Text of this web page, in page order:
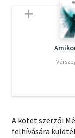
A kötet szerzői
felhívására